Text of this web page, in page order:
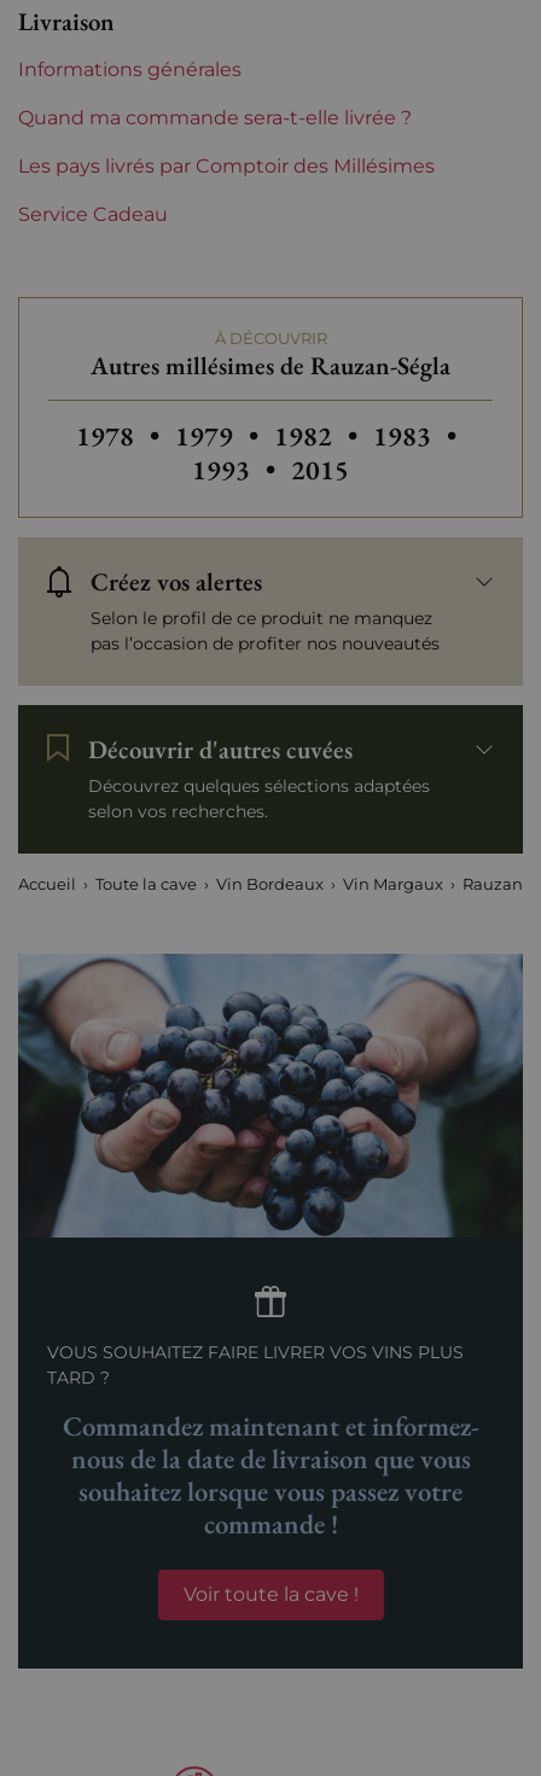
Maturité Vins à maturité
Châteaux de Bordeaux Rauzan Ségla
Tranche de prix
Livraison
Informations générales
Quand ma commande sera-t-elle livrée ?
Les pays livrés par Comptoir des Millésimes
Service Cadeau
À DÉCOUVRIR
Autres millésimes de Rauzan-Ségla
Autres millésimes de Rauzan-Ségla
1978 • Autres millésimes de Rauzan-
1979 • Autres millésimes de
1982 • Autres
1983 •
1993 • Autres millésimes de
2015
Créez vos alertes
Selon le profil de ce produit ne manquez
pas l’occasion de profiter nos nouveautés
Découvrir d'autres cuvées
Découvrez quelques sélections adaptées
selon vos recherches.
Accueil Toute la cave Vin Bordeaux Vin Margaux Rauzan-
VOUS SOUHAITEZ FAIRE LIVRER VOS VINS PLUS
TARD ?
Commandez maintenant et informez-
nous de la date de livraison que vous
souhaitez lorsque vous passez votre
commande !
Voir toute la cave !